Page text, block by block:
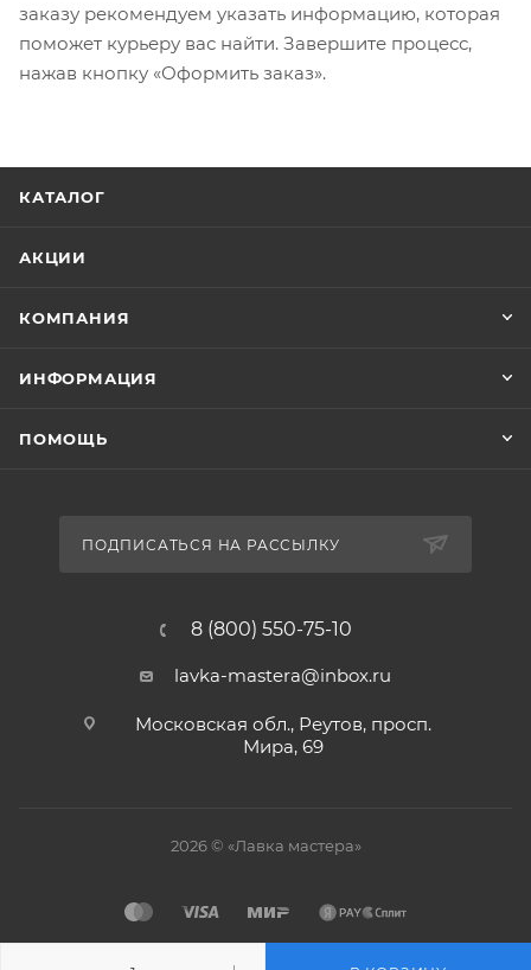
заказу рекомендуем указать информацию, которая
поможет курьеру вас найти. Завершите процесс,
нажав кнопку «Оформить заказ».
КАТАЛОГ
АКЦИИ
КОМПАНИЯ
ИНФОРМАЦИЯ
ПОМОЩЬ
ПОДПИСАТЬСЯ НА РАССЫЛКУ
8 (800) 550-75-10
lavka-mastera@inbox.ru
Московская обл., Реутов, просп.
Мира, 69
2026 © «Лавка мастера»